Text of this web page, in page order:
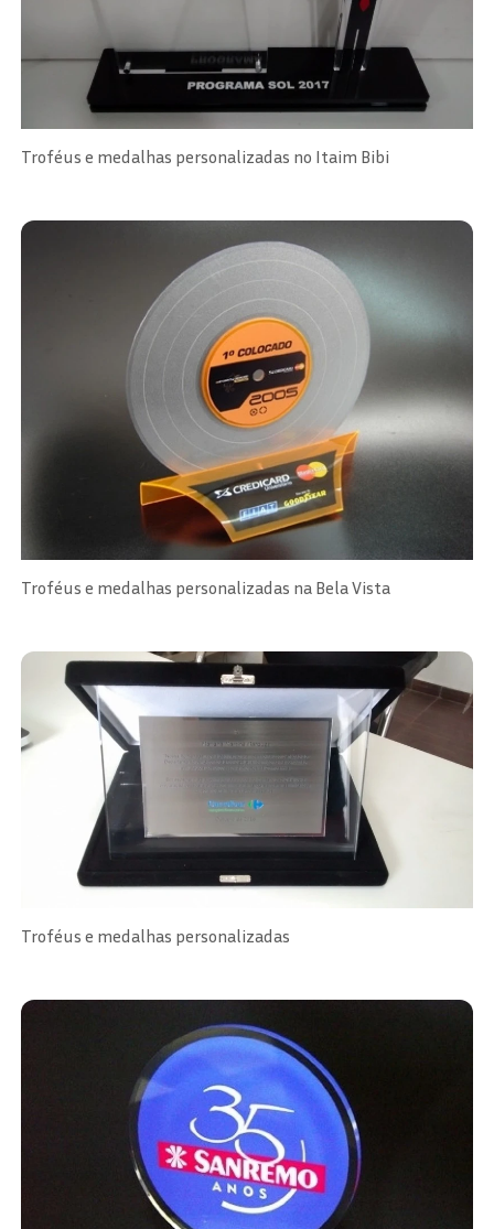
Troféus e medalhas personalizadas no Itaim Bibi
Troféus e medalhas personalizadas na Bela Vista
Troféus e medalhas personalizadas